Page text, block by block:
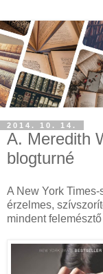
2014. 10. 14.
A. Meredith
blogturné
A New York
érzelmes,
mindent